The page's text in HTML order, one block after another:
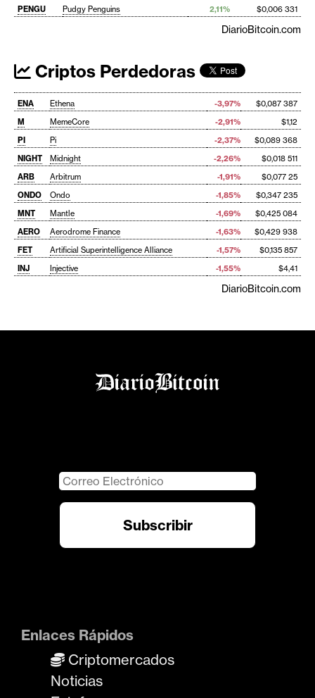
PENGU Pudgy Penguins 2,11% $0,006 331
DiarioBitcoin.com
Criptos Perdedoras
ENA Ethena -3,97%
$0,087 387
M
MemeCore -2,91%
$1,12
PI
Pi -2,37%
$0,089 368
NIGHT
Midnight -2,26%
$0,018 511
ARB
Arbitrum -1,91%
$0,077 25
ONDO
Ondo -1,85%
$0,347 235
MNT
Mantle -1,69%
$0,425 084
AERO
Aerodrome Finance -1,63%
$0,429 938
FET
Artificial Superintelligence Alliance -1,57%
$0,135 857
INJ
Injective -1,55% $4,41
DiarioBitcoin.com
Enlaces Rápidos
Criptomercados
Noticias